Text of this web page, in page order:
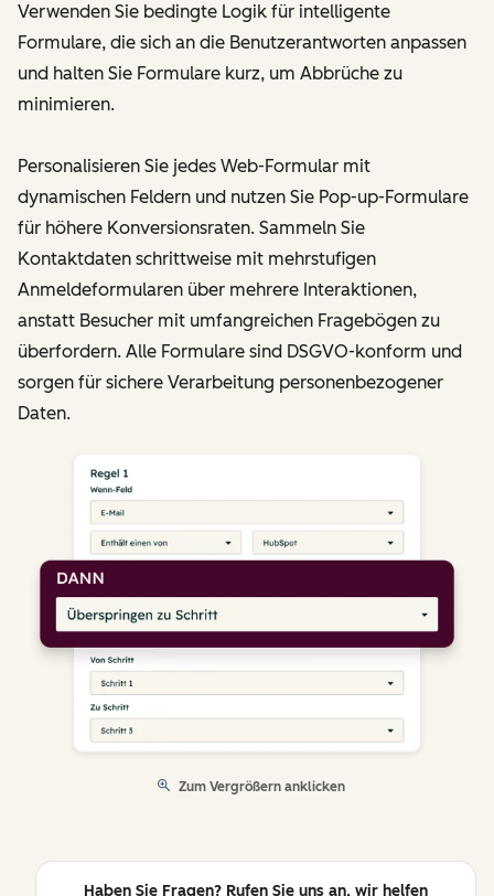
Verwenden Sie bedingte Logik für intelligente
Formulare, die sich an die Benutzerantworten anpassen
und halten Sie Formulare kurz, um Abbrüche zu
minimieren.
Personalisieren Sie jedes Web-Formular mit
dynamischen Feldern und nutzen Sie Pop-up-Formulare
für höhere Konversionsraten. Sammeln Sie
Kontaktdaten schrittweise mit mehrstufigen
Anmeldeformularen über mehrere Interaktionen,
anstatt Besucher mit umfangreichen Fragebögen zu
überfordern. Alle Formulare sind DSGVO-konform und
sorgen für sichere Verarbeitung personenbezogener
Daten.
Zum Vergrößern anklicken
Haben Sie Fragen? Rufen Sie uns an, wir helfen